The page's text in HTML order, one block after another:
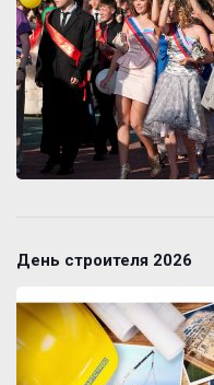
День строителя 2026